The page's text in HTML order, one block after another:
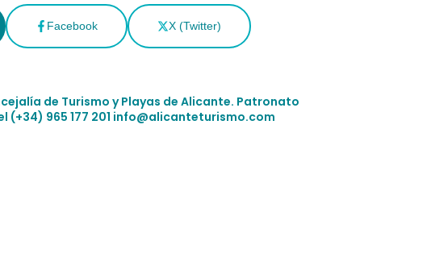
Facebook X (Twitter)
de Turismo y Playas de Alicante. Patronato
(+34) 965 177 201 info@alicanteturismo.com